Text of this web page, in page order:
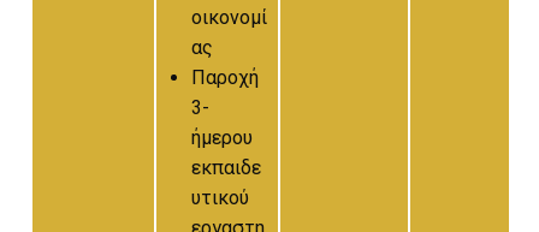
οικονομί
ας
Παροχή
3-
ήμερου
εκπαιδε
υτικού